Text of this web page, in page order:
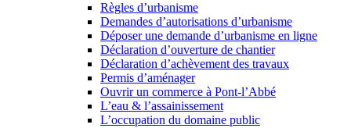
Règles d’urbanisme
Demandes d’autorisations d’urbanisme
Déposer une demande d’urbanisme en ligne
Déclaration d’ouverture de chantier
Déclaration d’achèvement des travaux
Permis d’aménager
Ouvrir un commerce à Pont-l’Abbé
L’eau & l’assainissement
L’occupation du domaine public